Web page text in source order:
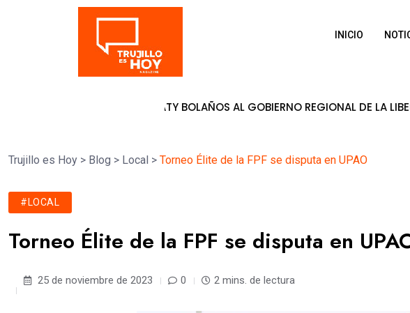
INICIO
DE PATY BOLAÑOS AL GOBIERNO REGIONAL DE LA LIBERTAD 7 de
Trujillo es Hoy > Blog > Local > Torneo Élite de la FPF se disputa en UPAO
#LOCAL
Torneo Élite de la FPF se disputa en
25 de noviembre de 2023 0 2 mins. de lectura